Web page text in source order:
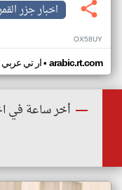
اخبار جزر
OX58UY
ار تي عربي• arabic.rt.com
أخر ساعة في